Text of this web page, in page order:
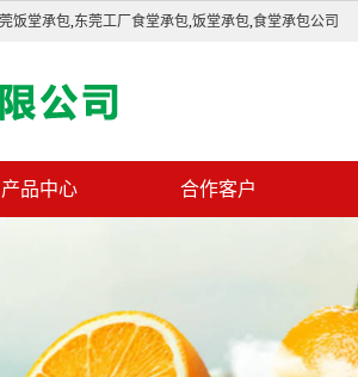
饭堂承包,东莞工厂食堂承包,饭堂承包,食堂承包公司
产品中心 合作客户